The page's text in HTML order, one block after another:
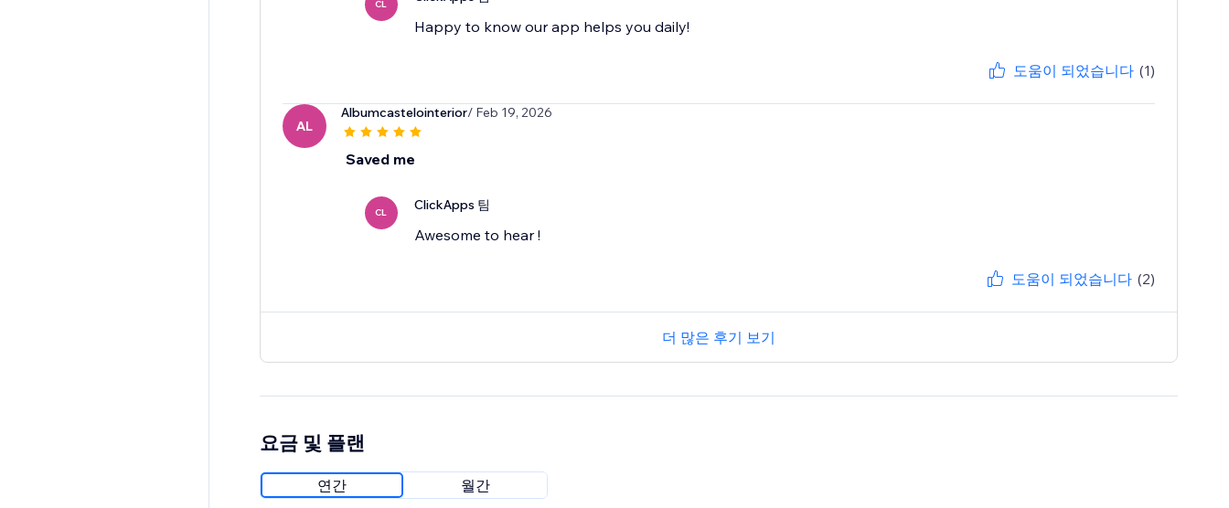
CL
Happy to know our app helps you daily!
도움이 되었습니다 (1)
AL
Albumcastelointerior/ Feb 19, 2026
Saved me
CL ClickApps 팀
Awesome to hear !
도움이 되었습니다 (2)
더 많은 후기 보기
요금 및 플랜
연간 월간